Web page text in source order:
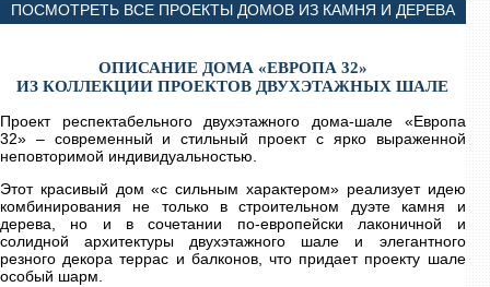
ПОСМОТРЕТЬ ВСЕ ПРОЕКТЫ ДОМОВ ИЗ КАМНЯ И ДЕРЕВА
ОПИСАНИЕ ДОМА «ЕВРОПА 32»
ИЗ КОЛЛЕКЦИИ ПРОЕКТОВ ДВУХЭТАЖНЫХ ШАЛЕ
Проект респектабельного двухэтажного дома-шале «Европа
32» – современный и стильный проект с ярко выраженной
неповторимой индивидуальностью.
Этот красивый дом «с сильным характером» реализует идею
комбинирования не только в строительном дуэте камня и
дерева, но и в сочетании по-европейски лаконичной и
солидной архитектуры двухэтажного шале и элегантного
резного декора террас и балконов, что придает проекту шале
особый шарм.